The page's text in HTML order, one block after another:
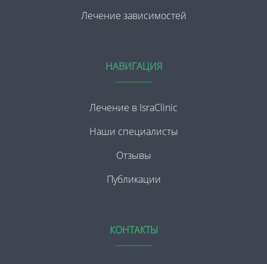
Лечение зависимостей
НАВИГАЦИЯ
Лечение в IsraClinic
Наши специалисты
Отзывы
Публикации
КОНТАКТЫ